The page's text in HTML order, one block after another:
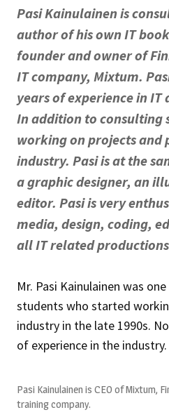
Pasi Kainulainen is
author of his own IT
founder and owner of
IT company, Mixtum.
years of experience in IT
In addition to consulting
working on projects and
industry. Pasi is at the
a graphic designer, an
editor. Pasi is very
media, design, coding,
all IT related
Mr. Pasi Kainulainen was
students who started
industry in the late 1990s.
of experience in the industry.
Pasi Kainulainen is CEO of Mixtum,
training company.